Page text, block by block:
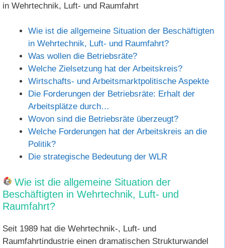
in Wehrtechnik, Luft- und Raumfahrt
Wie ist die allgemeine Situation der Beschäftigten
in Wehrtechnik, Luft- und Raumfahrt?
Was wollen die Betriebsräte?
Welche Zielsetzung hat der Arbeitskreis?
Wirtschafts- und Arbeitsmarktpolitische Aspekte
Die Forderungen der Betriebsräte: Erhalt der
Arbeitsplätze durch…
Wovon sind die Betriebsräte überzeugt?
Welche Forderungen hat der Arbeitskreis an die
Politik?
Die strategische Bedeutung der WLR
Wie ist die allgemeine Situation der
Beschäftigten in Wehrtechnik, Luft- und
Raumfahrt?
Seit 1989 hat die Wehrtechnik-, Luft- und
Raumfahrtindustrie einen dramatischen Strukturwandel